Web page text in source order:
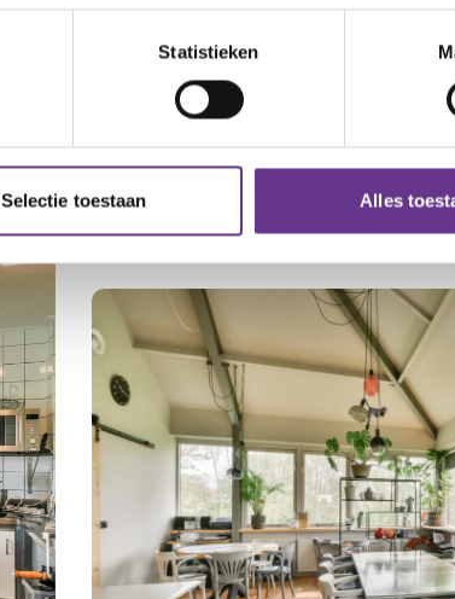
Statistieken
Selectie toestaan Alles
94,1%
van de cliënten geeft aan
Goed helpt om hen het
halen'.